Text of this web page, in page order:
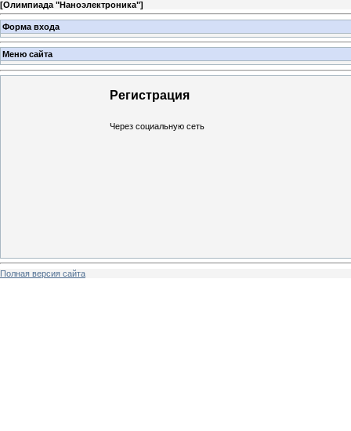
[Олимпиада "Наноэлектроника"]
Форма входа
Меню сайта
Регистрация
Через социальную сеть
Полная версия сайта